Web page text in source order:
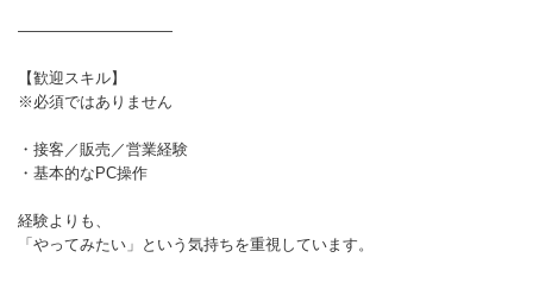
――――――――――
【歓迎スキル】
※必須ではありません
・接客／販売／営業経験
・基本的なPC操作
経験よりも、
「やってみたい」という気持ちを重視しています。